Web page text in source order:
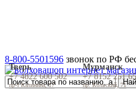
Тверь
+7 4822 600 502
пр-т Калинина, 17
Мурманск
+7 8152 251
пр. Кольский, 71
8-800-5501596 звонок по РФ